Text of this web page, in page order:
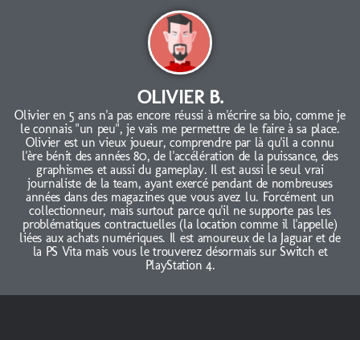
OLIVIER B.
Olivier en 5 ans n'a pas encore réussi à m'écrire sa bio, comme je
le connais "un peu", je vais me permettre de le faire à sa place.
Olivier est un vieux joueur, comprendre par là qu'il a connu
l'ère bénit des années 80, de l'accélération de la puissance, des
graphismes et aussi du gameplay. Il est aussi le seul vrai
journaliste de la team, ayant exercé pendant de nombreuses
années dans des magazines que vous avez lu. Forcément un
collectionneur, mais surtout parce qu'il ne supporte pas les
problématiques contractuelles (la location comme il l'appelle)
liées aux achats numériques. Il est amoureux de la Jaguar et de
la PS Vita mais vous le trouverez désormais sur Switch et
PlayStation 4.